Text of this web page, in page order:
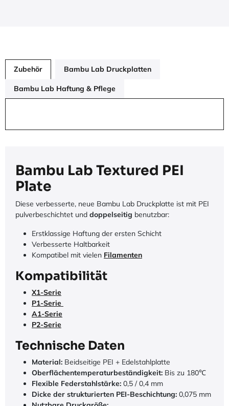
Zubehör Bambu Lab Druckplatten
Bambu Lab Haftung & Pflege
Bambu Lab Textured PEI
Plate
Diese verbesserte, neue Bambu Lab Druckplatte ist mit PEI
pulverbeschichtet und doppelseitig benutzbar:
Erstklassige Haftung der ersten Schicht
Verbesserte Haltbarkeit
Kompatibel mit vielen Filamenten
Kompatibilität
X1-Serie
P1-Serie
A1-Serie
P2-Serie
Technische Daten
Material: Beidseitige PEI + Edelstahlplatte
Oberflächentemperaturbeständigkeit: Bis zu 180℃
Flexible Federstahlstärke: 0,5 / 0,4 mm
Dicke der strukturierten PEI-Beschichtung: 0,075 mm